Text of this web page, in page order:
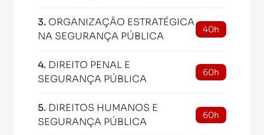
3. ORGANIZAÇÃO ESTRATÉGICA
NA SEGURANÇA PÚBLICA
40h
4. DIREITO PENAL E
SEGURANÇA PÚBLICA
60h
5. DIREITOS HUMANOS E
SEGURANÇA PÚBLICA
60h